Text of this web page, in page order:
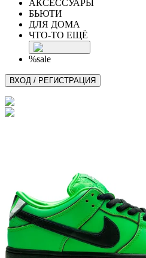
АКСЕССУАРЫ
БЬЮТИ
ДЛЯ ДОМА
ЧТО-ТО ЕЩЁ
%sale
ВХОД / РЕГИСТРАЦИЯ